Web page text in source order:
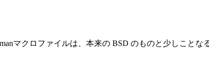
マクロファイルは、本来の BSD のものと少しこと